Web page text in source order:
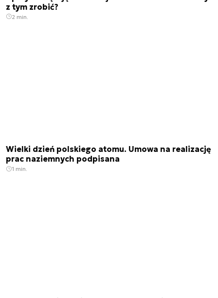
z tym zrobić?
2 min.
Wielki dzień polskiego atomu. Umowa na realizację
prac naziemnych podpisana
1 min.